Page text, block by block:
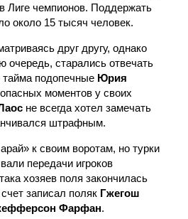
Лиге чемпионов. Поддержать
около 15 тысяч человек.
друг другу, однако
очередь, старались отвечать
подопечные Юрия
моментов у своих
не всегда хотел замечать
штрафным.
к своим воротам, но турки
передачи игроков
хозяев поля закончилась
записал поляк Гжегош
Фарфан.